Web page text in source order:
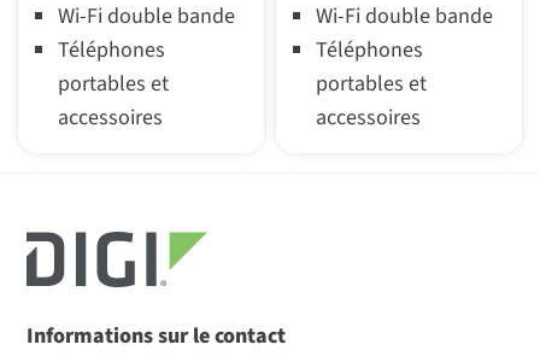
Wi-Fi double bande
Téléphones
portables et
accessoires
Wi-Fi double bande
Téléphones
portables et
accessoires
Informations sur le contact